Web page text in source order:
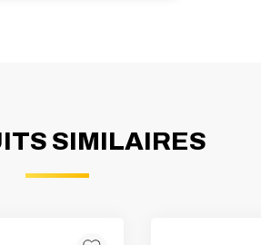
SIMILAIRES